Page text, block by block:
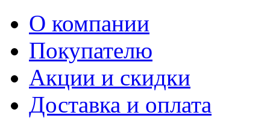
О компании
Покупателю
Акции и скидки
Доставка и оплата